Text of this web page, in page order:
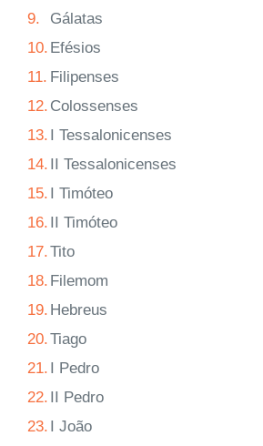
9.
Gálatas
10. Efésios
11. Filipenses
12. Colossenses
13. I Tessalonicenses
14. II Tessalonicenses
15. I Timóteo
16. II Timóteo
17.Tito
18. Filemom
19. Hebreus
20.Tiago
21. I Pedro
22. II Pedro
23. I João